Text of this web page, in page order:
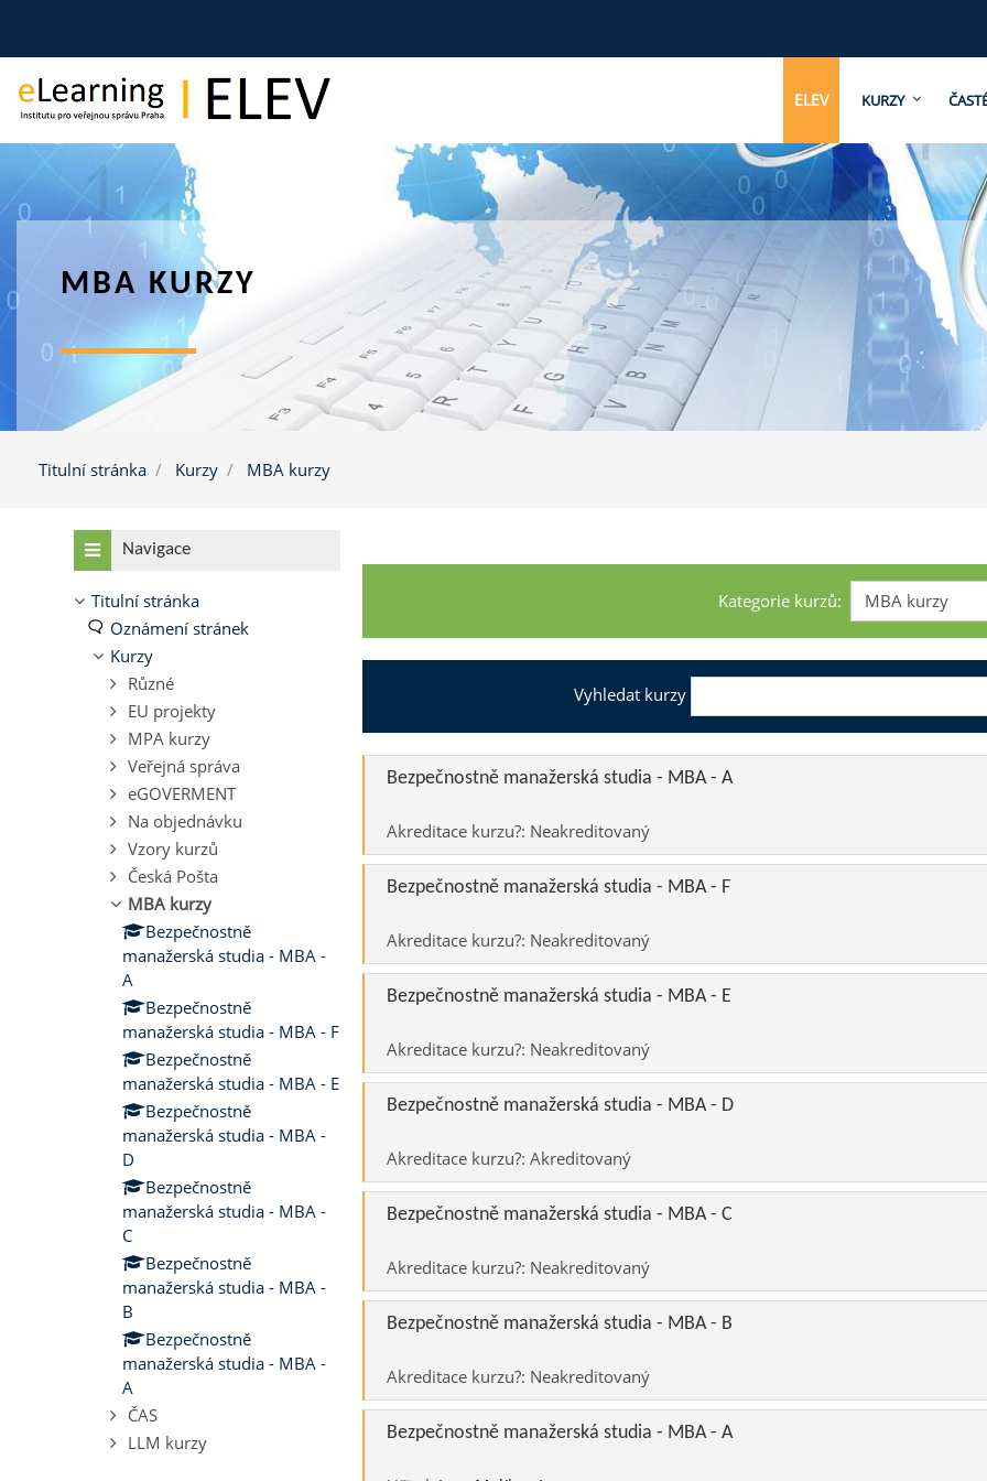
ELEV KURZY
MBA KURZY
Titulní stránka Kurzy MBA kurzy
Kategorie kurzů:
Vyhledat kurzy
Bezpečnostně manažerská studia - MBA - A
Akreditace kurzu?: Neakreditovaný
Bezpečnostně manažerská studia - MBA - F
Akreditace kurzu?: Neakreditovaný
Bezpečnostně manažerská studia - MBA - E
Akreditace kurzu?: Neakreditovaný
Bezpečnostně manažerská studia - MBA - D
Akreditace kurzu?:Akreditovaný
Bezpečnostně manažerská studia - MBA - C
Akreditace kurzu?: Neakreditovaný
Bezpečnostně manažerská studia - MBA - B
Akreditace kurzu?: Neakreditovaný
Bezpečnostně manažerská studia - MBA - A
Přeskočit: Navigace
Navigace
Titulní stránka
Oznámení stránek
Kurzy
Různé
EU projekty
MPA kurzy
Veřejná správa
eGOVERMENT
Na objednávku
Vzory kurzů
Česká Pošta
MBA kurzy
Bezpečnostně
manažerská studia - MBA -
A
Bezpečnostně
manažerská studia - MBA - F
Bezpečnostně
manažerská studia - MBA - E
Bezpečnostně
manažerská studia - MBA -
D
Bezpečnostně
manažerská studia - MBA -
C
Bezpečnostně
manažerská studia - MBA -
B
Bezpečnostně
manažerská studia - MBA -
A
ČAS
LLM kurzy